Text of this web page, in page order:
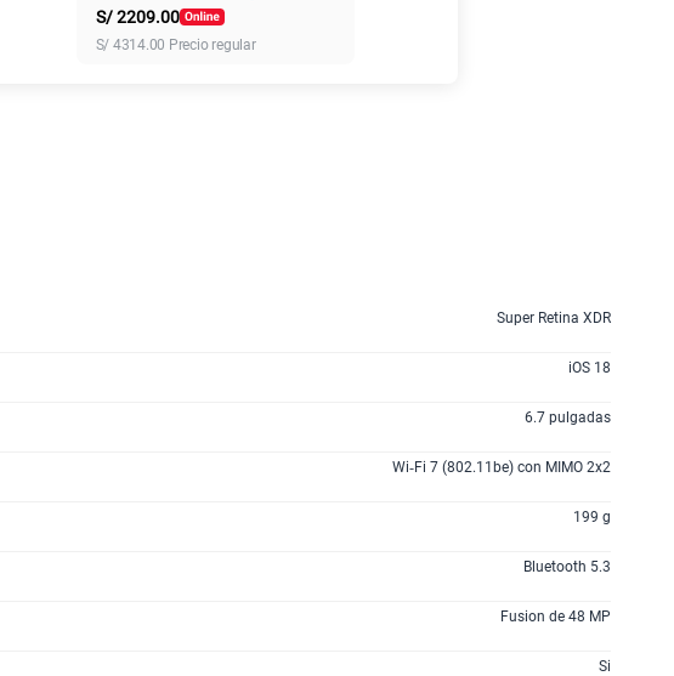
155 GB
S/2209.00
S/ 4314.00 Precio regular
Super Retina XDR
iOS 18
6.7 pulgadas
Wi‑Fi 7 (802.11be) con MIMO 2x2
199 g
Bluetooth 5.3
Fusion de 48 MP
Si